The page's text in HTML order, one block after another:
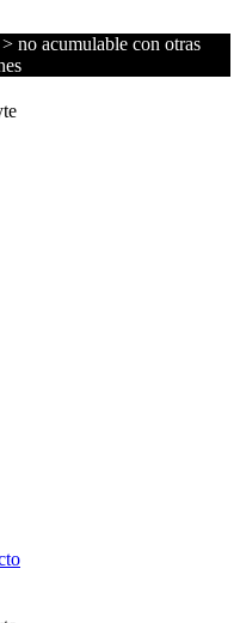
no acumulable con otras